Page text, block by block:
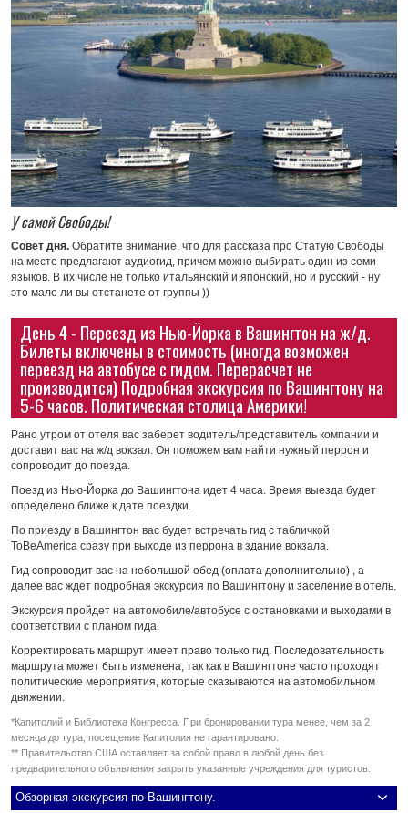
У самой Свободы!
Совет дня. Обратите внимание, что для рассказа про Статую Свободы
на месте предлагают аудиогид, причем можно выбирать один из семи
языков. В их числе не только итальянский и японский, но и русский - ну
это мало ли вы отстанете от группы ))
День 4 - Переезд из Нью-Йорка в Вашингтон на ж/д.
Билеты включены в стоимость (иногда возможен
переезд на автобусе с гидом. Перерасчет не
производится) Подробная экскурсия по Вашингтону на
5-6 часов. Политическая столица Америки!
Рано утром от отеля вас заберет водитель/представитель компании и
доставит вас на ж/д вокзал. Он поможем вам найти нужный перрон и
сопроводит до поезда.
Поезд из Нью-Йорка до Вашингтона идет 4 часа. Время выезда будет
определено ближе к дате поездки.
По приезду в Вашингтон вас будет встречать гид с табличкой
ToBeAmerica сразу при выходе из перрона в здание вокзала.
Гид сопроводит вас на небольшой обед (оплата дополнительно) , а
далее вас ждет подробная экскурсия по Вашингтону и заселение в отель.
Экскурсия пройдет на автомобиле/автобусе с остановками и выходами в
соответствии с планом гида.
Корректировать маршрут имеет право только гид. Последовательность
маршрута может быть изменена, так как в Вашингтоне часто проходят
политические мероприятия, которые сказываются на автомобильном
движении.
*Капитолий и Библиотека Конгресса. При бронировании тура менее, чем за 2
месяца до тура, посещение Капитолия не гарантировано.
** Правительство США оставляет за собой право в любой день без
предварительного объявления закрыть указанные учреждения для туристов.
Обзорная экскурсия по Вашингтону.